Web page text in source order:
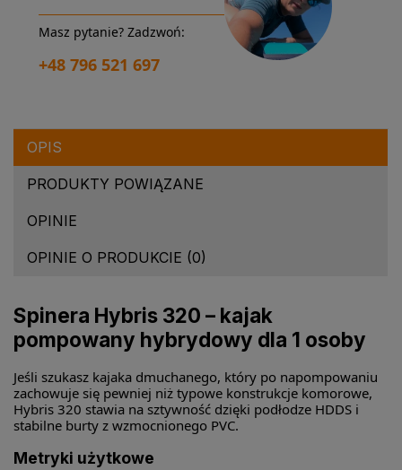
Masz pytanie? Zadzwoń:
+48 796 521 697
OPIS
PRODUKTY POWIĄZANE
OPINIE
OPINIE O PRODUKCIE (0)
Spinera Hybris 320 – kajak
pompowany hybrydowy dla 1 osoby
Jeśli szukasz kajaka dmuchanego, który po napompowaniu
zachowuje się pewniej niż typowe konstrukcje komorowe,
Hybris 320 stawia na sztywność dzięki podłodze HDDS i
stabilne burty z wzmocnionego PVC.
Metryki użytkowe